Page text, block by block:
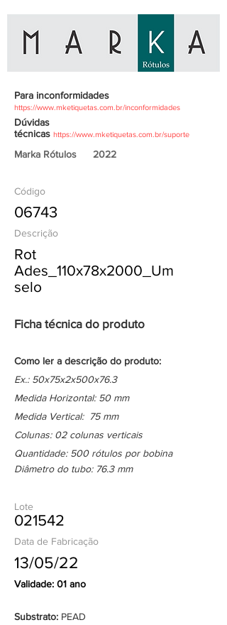
Para inconformidades
https://www.mketiquetas.com.br/inconformidades
Dúvidas
técnicas https://www.mketiquetas.com.br/suporte
Marka Rótulos 2022
Código
06743
Descrição
Rot
Ades_110x78x2000_Um
selo
Ficha técnica do produto
Como ler a descrição do produto:
Ex.: 50x75x2x500x76.3
Medida Horizontal: 50 mm
Medida Vertical: 75 mm
Colunas: 02 colunas verticais
Quantidade: 500 rótulos por bobina
Diâmetro do tubo: 76.3 mm
Lote
021542
Data de Fabricação
13/05/22
Validade: 01 ano
Substrato: PEAD